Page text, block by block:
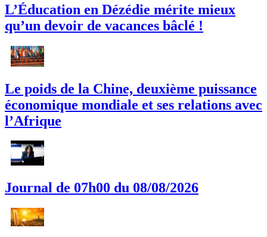
L’Éducation en Dézédie mérite mieux
qu’un devoir de vacances bâclé !
Le poids de la Chine, deuxième puissance
économique mondiale et ses relations avec
l’Afrique
Journal de 07h00 du 08/08/2026